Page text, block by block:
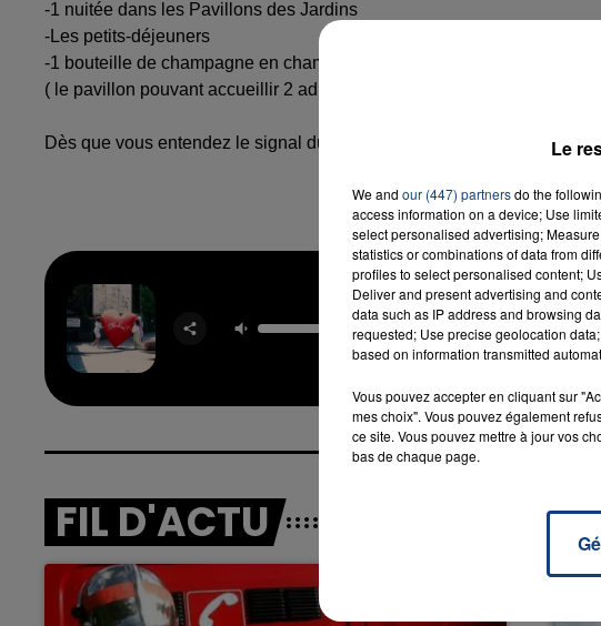
-1 nuitée dans les Pavillons des Jardins
-Les petits-déjeuners
-1 bouteille de champagne en chambre
( le pavillon pouvant accueillir 2 adultes et 2 enfants)
Dès que vous entendez le signal du player, inscrivez vous par SMS
Where Is My
Husband!
RAYE
FIL D'ACTU
Le
We and our (447) partnersdo the
access information on a device; Use
select personalised advertising;
statistics or combinations of data from
profiles to select personalised content;
Deliver and present advertising and
data such as IP address and browsing
requested; Use precise geolocation
based on information transmitted
Vous pouvez accepter en cliquant sur
mes choix". Vous pouvez également
ce site. Vous pouvez mettre à jour vos
bas de chaque page.